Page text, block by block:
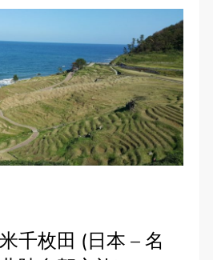
千枚田 (日本 – 名